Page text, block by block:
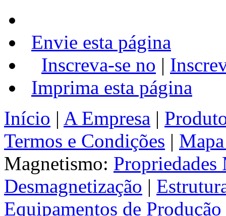
Envie esta página
Inscreva-se no |
Imprima esta página
Início | A Empresa |
Termos e Condições |
Magnetismo: Propriedades
Desmagnetização |
Equipamentos de